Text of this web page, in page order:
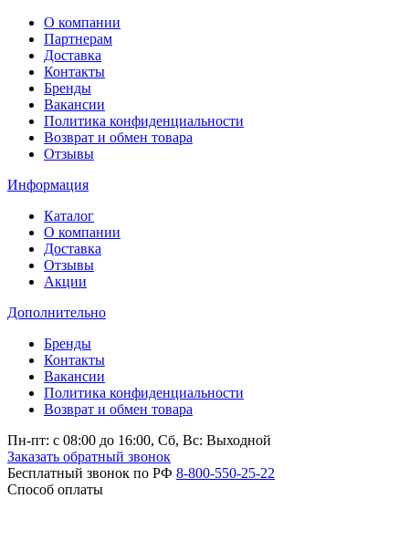
О компании
Партнерам
Доставка
Контакты
Бренды
Вакансии
Политика конфиденциальности
Возврат и обмен товара
Отзывы
Информация
Каталог
О компании
Доставка
Отзывы
Акции
Дополнительно
Бренды
Контакты
Вакансии
Политика конфиденциальности
Возврат и обмен товара
Пн-пт: c 08:00 до 16:00, Сб, Вс: Выходной
Заказать обратный звонок
Бесплатный звонок по РФ 8-800-550-25-22
Способ оплаты